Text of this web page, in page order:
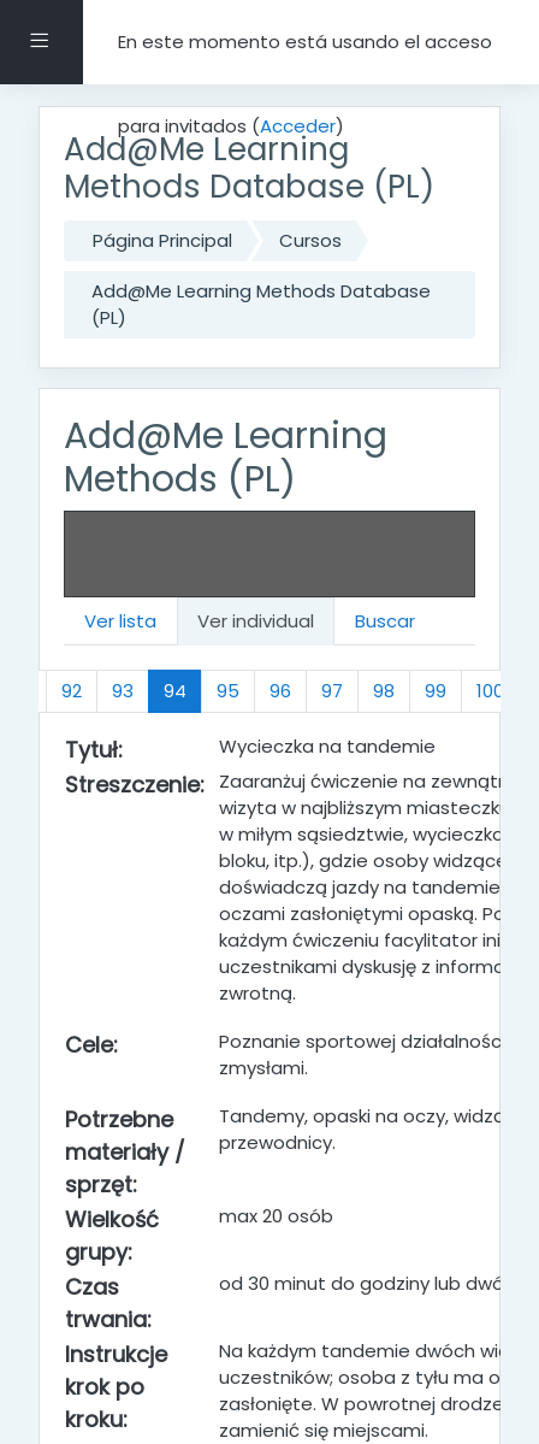
Panel lateralEn este momento está usando el acceso
para invitados (Acceder)
Add@Me Learning
Methods Database (PL)
Página Principal
Cursos
Add@Me Learning Methods Database
(PL)
Add@Me Learning
Methods (PL)
Ver lista Ver individual Buscar
92 93 94(actual)
95 96 97 98 99 100
Tytuł: Wycieczka na tandemie
Streszczenie:
Zaaranżuj ćwiczenie na zewnątrz
wizyta w najbliższym miasteczku,
w miłym sąsiedztwie, wycieczka
bloku, itp.), gdzie osoby widzące
doświadczą jazdy na tandemie z
oczami zasłoniętymi opaską. Po
każdym ćwiczeniu facylitator
uczestnikami dyskusję z informacją
zwrotną.
Cele:
Poznanie sportowej działalności
zmysłami.
Potrzebne
materiały /
sprzęt:
Tandemy, opaski na oczy, widzący
przewodnicy.
Wielkość
grupy:
max 20 osób
Czas
trwania:
od 30 minut do godziny lub dwóch
Instrukcje
krok po
kroku:
Na każdym tandemie dwóch
uczestników; osoba z tyłu ma oczy
zasłonięte. W powrotnej drodze
zamienić się miejscami.